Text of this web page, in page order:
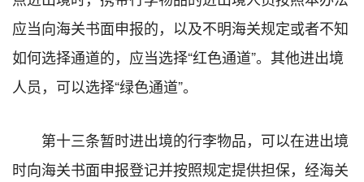
应当向海关书面申报的，以及不明海关规定或者不知
如何选择通道的，应当选择“红色通道”。其他进出境
人员，可以选择“绿色通道”。
第十三条暂时进出境的行李物品，可以在进出境
时向海关书面申报登记并按照规定提供担保，经海关